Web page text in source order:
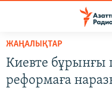
Skip
main
content
Skip
ЖАҢАЛЫҚТАР
САЯСАТ
AZATTYQTV
ЖАҢАЛЫҚТАР
Киевте бұрынғы
реформаға